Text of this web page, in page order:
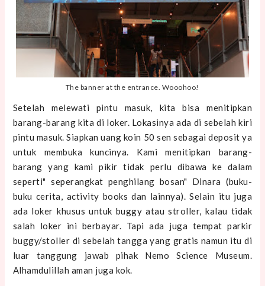
The banner at the entrance. Wooohoo!
Setelah melewati pintu masuk, kita bisa menitipkan
barang-barang kita di loker. Lokasinya ada di sebelah kiri
pintu masuk. Siapkan uang koin 50 sen sebagai deposit ya
untuk membuka kuncinya. Kami menitipkan barang-
barang yang kami pikir tidak perlu dibawa ke dalam
seperti" seperangkat penghilang bosan" Dinara (buku-
buku cerita, activity books dan lainnya). Selain itu juga
ada loker khusus untuk buggy atau stroller, kalau tidak
salah loker ini berbayar. Tapi ada juga tempat parkir
buggy/stoller di sebelah tangga yang gratis namun itu di
luar tanggung jawab pihak Nemo Science Museum.
Alhamdulillah aman juga kok.